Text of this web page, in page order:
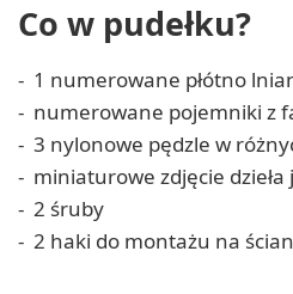
Co w pudełku?
1 numerowane płótno
numerowane pojemniki z
3 nylonowe pędzle w
miniaturowe zdjęcie dzieła
2 śruby
2 haki do montażu na